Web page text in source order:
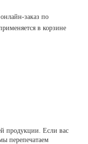
заказ по
в корзине
продукции. Если вас
перепечатаем